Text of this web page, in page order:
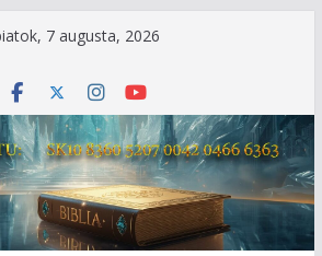
7 augusta, 2026